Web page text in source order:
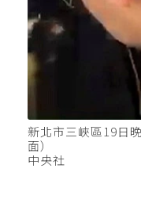
新北市三峽區19日
面）
中央社